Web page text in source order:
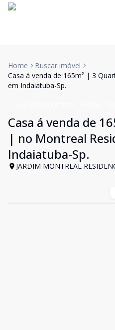
Home
Buscar imóvel
Casa á venda de 165m² | 3
em Indaiatuba-Sp.
Casa á venda de
| no Montreal
Indaiatuba-Sp.
JARDIM MONTREAL